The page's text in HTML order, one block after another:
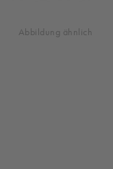
Abbildung ähnlich